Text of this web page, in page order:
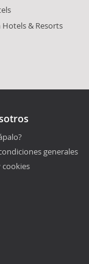
& Resorts
generales
cookies